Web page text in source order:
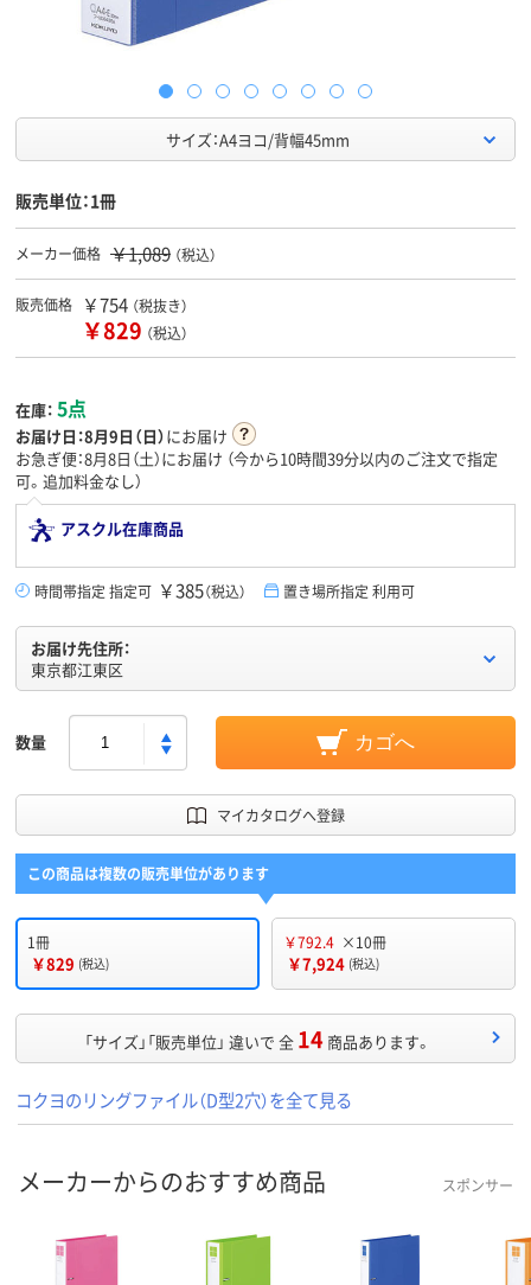
サイズ：A4ヨコ/背幅45mm
販売単位：1冊
メーカー価格 ￥1,089 （税込）
販売価格 ￥754 （税抜き）
￥829 （税込）
在庫： 5点
お届け日：8月9日（日）にお届け
お急ぎ便：8月8日（土）にお届け （今から10時間39分以内のご注文で指定
可。追加料金なし）
アスクル在庫商品
時間帯指定 指定可 ￥385（税込） 置き場所指定 利用可
お届け先住所：
東京都江東区
数量 カゴへ
マイカタログへ登録
この商品は複数の販売単位があります
1冊
￥829 (税込)
￥792.4 ×10冊
￥7,924 (税込)
「サイズ」「販売単位」 違いで 全 14 商品あります。
コクヨのリングファイル（D型2穴）を全て見る
メーカーからのおすすめ商品 スポンサー